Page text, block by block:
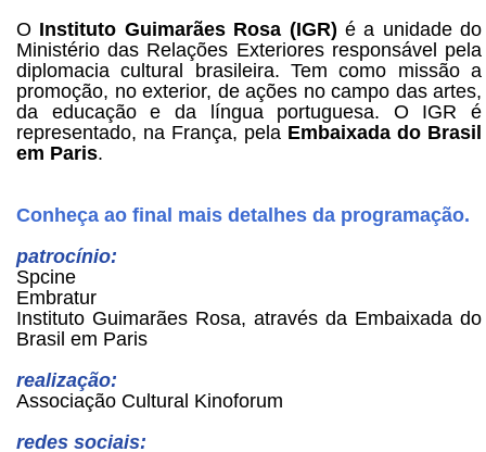
O Instituto Guimarães Rosa (IGR) é a unidade do
Ministério das Relações Exteriores responsável pela
diplomacia cultural brasileira. Tem como missão a
promoção, no exterior, de ações no campo das artes,
da educação e da língua portuguesa. O IGR é
representado, na França, pela Embaixada do Brasil
em Paris.
Conheça ao final mais detalhes da programação.
patrocínio:
Spcine
Embratur
Instituto Guimarães Rosa, através da Embaixada do
Brasil em Paris
realização:
Associação Cultural Kinoforum
redes sociais: